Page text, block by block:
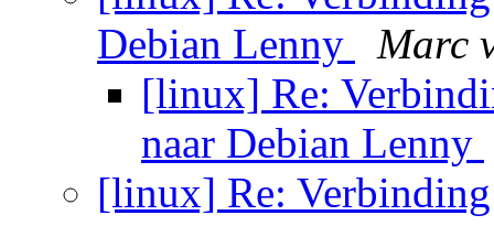
Debian Lenny
Marc
[linux] Re:
naar Debian Lenny
[linux] Re: